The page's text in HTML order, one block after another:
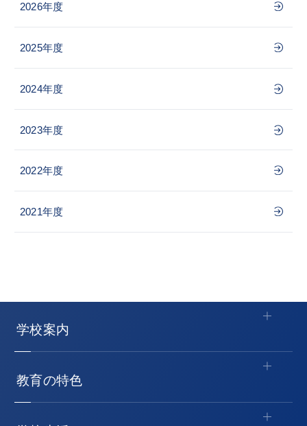
2026年度
2025年度
2024年度
2023年度
2022年度
2021年度
学校案内
教育の特色